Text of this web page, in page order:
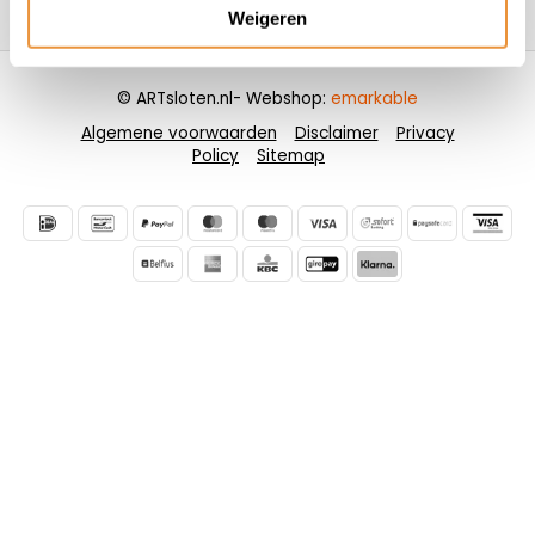
Weigeren
Contactgegevens
Algemene voorwaarden Disclaimer
Privacy
Policy
Sitemap
© ARTsloten.nl- Webshop: emarkable